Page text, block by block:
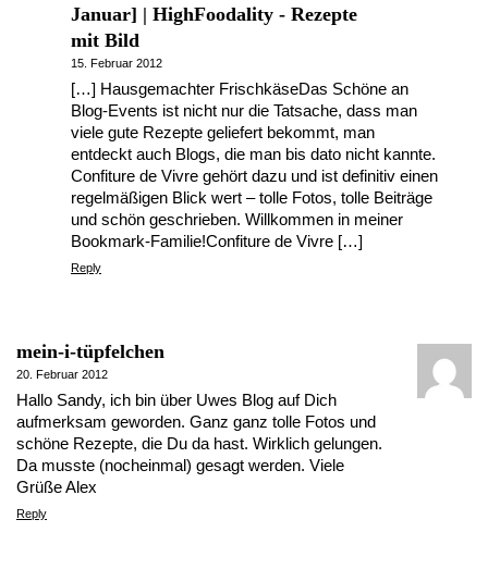
Januar] | HighFoodality - Rezepte
mit Bild
15. Februar 2012
[…] Hausgemachter FrischkäseDas Schöne an
Blog-Events ist nicht nur die Tatsache, dass man
viele gute Rezepte geliefert bekommt, man
entdeckt auch Blogs, die man bis dato nicht kannte.
Confiture de Vivre gehört dazu und ist definitiv einen
regelmäßigen Blick wert – tolle Fotos, tolle Beiträge
und schön geschrieben. Willkommen in meiner
Bookmark-Familie!Confiture de Vivre […]
Reply
mein-i-tüpfelchen
20. Februar 2012
Hallo Sandy, ich bin über Uwes Blog auf Dich
aufmerksam geworden. Ganz ganz tolle Fotos und
schöne Rezepte, die Du da hast. Wirklich gelungen.
Da musste (nocheinmal) gesagt werden. Viele
Grüße Alex
Reply